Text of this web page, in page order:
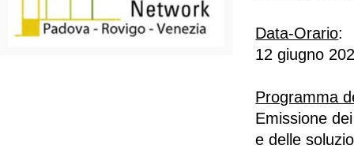
Data-Orario:
12 giugno
Programma
Emissione
e delle